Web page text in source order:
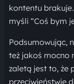
kontentu
myśli “Coś bym
Podsumowując,
też jakoś mocno
zaletą jest to, że
przeciwieństwie